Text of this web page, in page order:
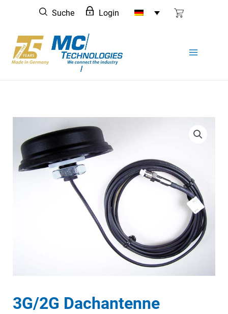
springen
Suche Login
3G/2G Dachantenne